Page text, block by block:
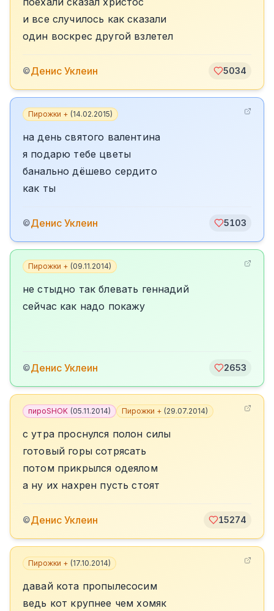
и все случилось как сказали
один воскрес другой взлетел
©Денис Уклеин 5034
Пирожки + (14.02.2015)
на день святого валентина
я подарю тебе цветы
банально дёшево сердито
как ты
©Денис Уклеин 5103
Пирожки + (09.11.2014)
не стыдно так блевать геннадий
сейчас как надо покажу
©Денис Уклеин 2653
пироSHOK (05.11.2014) Пирожки + (29.07.2014)
с утра проснулся полон силы
готовый горы сотрясать
потом прикрылся одеялом
а ну их нахрен пусть стоят
©Денис Уклеин 15274
Пирожки + (17.10.2014)
давай кота пропылесосим
ведь кот крупнее чем хомяк